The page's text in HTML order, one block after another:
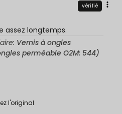
l'original
vérifié
assez longtemps.
Vernis à ongles
perméable O2M: 544)